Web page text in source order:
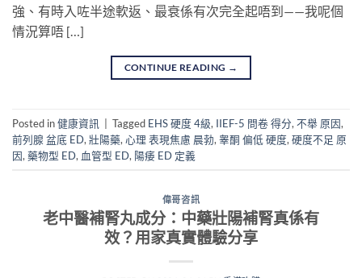
強、有時入咗半途軟返、最衰係有次完全起唔到——我呢個
情況算唔 […]
CONTINUE READING →
Posted in健康資訊 Tagged EHS 硬度 4級, IIEF-5 問卷 得分, 不舉 原因,
前列腺 盆底 ED, 壯陽藥, 心理 表現焦慮 晨勃, 睾酮 偏低 硬度, 硬度不足 原
因, 藥物型 ED, 血管型 ED, 陽痿 ED 定義
偉哥咨訊
老中醫補腎丸成分：中藥壯陽補腎真係有
效？用家真實體驗分享